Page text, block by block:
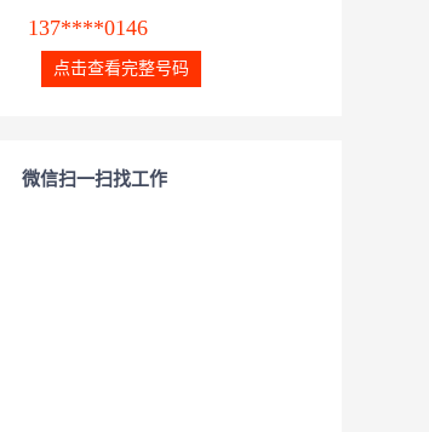
137****0146
点击查看完整号码
微信扫一扫找工作